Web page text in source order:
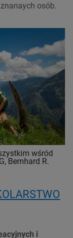
osób.
wśród
Bernhard R.
i